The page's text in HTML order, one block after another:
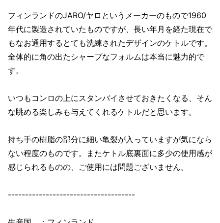
フィンランドのJARO/ヤロというメーカーのもので1960
年代に製造されていたものですが、長い年月を経た現在で
もなお通用するとても洗練されたデザインのケトルです。
全体的に角の出たシャープなフォルムは本当に魅力的で
す。
いつもコンロの上にスタンバイさせておきたくなる、そん
な眺める楽しみも与えてくれるケトルだと思います。
持ち手の樹脂の部分に細い亀裂が入っていますが気になら
ない程度のものです。またケトル底裏面に多少の使用感が
感じられるものの、ご使用には問題ございません。
-------------------------------------